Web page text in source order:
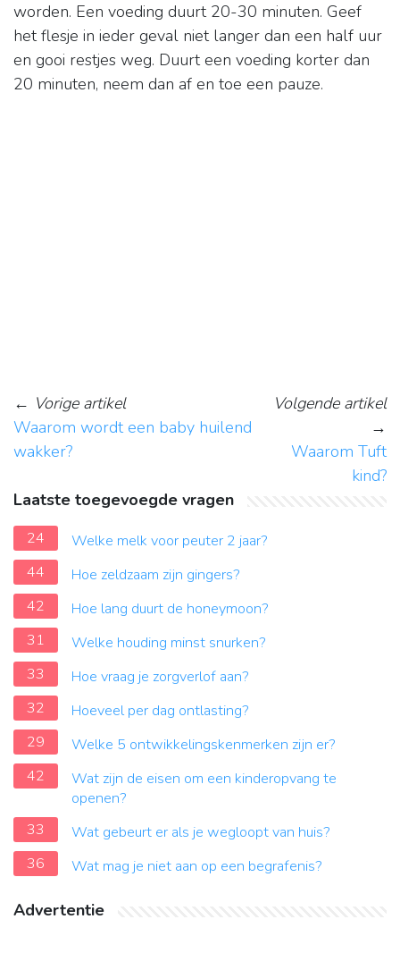
worden. Een voeding duurt 20-30 minuten. Geef
het flesje in ieder geval niet langer dan een half uur
en gooi restjes weg. Duurt een voeding korter dan
20 minuten, neem dan af en toe een pauze.
← Vorige artikel
Waarom wordt een baby huilend
wakker?
Volgende artikel
→
Waarom Tuft
kind?
Laatste toegevoegde vragen
24
Welke melk voor peuter 2 jaar?
44
Hoe zeldzaam zijn gingers?
42
Hoe lang duurt de honeymoon?
31
Welke houding minst snurken?
33
Hoe vraag je zorgverlof aan?
32
Hoeveel per dag ontlasting?
29
Welke 5 ontwikkelingskenmerken zijn er?
42
Wat zijn de eisen om een kinderopvang te
openen?
33
Wat gebeurt er als je wegloopt van huis?
36
Wat mag je niet aan op een begrafenis?
Advertentie